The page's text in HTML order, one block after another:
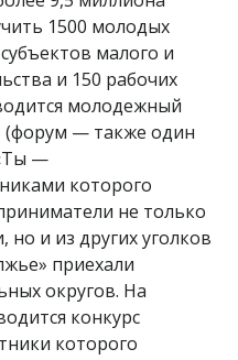
1500 молодых
малого и
и 150 рабочих
молодежный
(форум — также один
—
которого
не только
но и из других уголков
приехали
округов. На
конкурс
которого